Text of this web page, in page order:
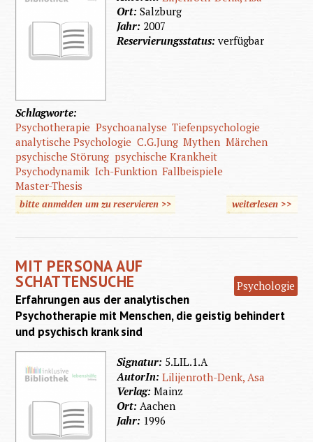
Ort:Salzburg
Jahr: 2007
Reservierungsstatus:verfügbar
Schlagworte:
Psychotherapie Psychoanalyse Tiefenpsychologie
analytische Psychologie C.G.Jung Mythen Märchen
psychische Störung psychische Krankheit
Psychodynamik Ich-Funktion Fallbeispiele
Master-Thesis
bitte anmelden um zu reservieren >> weiterlesen>>
MIT PERSONA AUF
SCHATTENSUCHE Psychologie
Erfahrungen aus der analytischen
Psychotherapie mit Menschen, die geistig behindert
und psychisch krank sind
Signatur: 5.LIL.1.A
AutorIn:Lilijenroth-Denk, Asa
Verlag:Mainz
Ort: Aachen
Jahr: 1996